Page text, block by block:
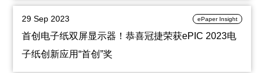
29 Sep 2023 ePaper Insight
首创电子纸双屏显示器！恭喜冠捷荣获ePIC 2023电
子纸创新应用“首创”奖